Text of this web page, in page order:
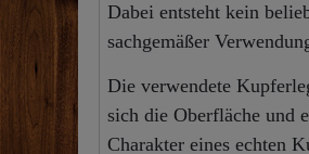
Dabei entsteht kein
sachgemäßer
Die verwendete
sich die Oberfläche und
Charakter eines echten